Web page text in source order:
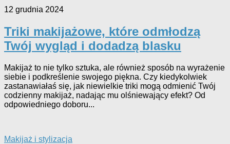
12 grudnia 2024
Triki makijażowe, które odmłodzą
Twój wygląd i dodadzą blasku
Makijaż to nie tylko sztuka, ale również sposób na wyrażenie
siebie i podkreślenie swojego piękna. Czy kiedykolwiek
zastanawiałaś się, jak niewielkie triki mogą odmienić Twój
codzienny makijaż, nadając mu olśniewający efekt? Od
odpowiedniego doboru...
Makijaż i stylizacja